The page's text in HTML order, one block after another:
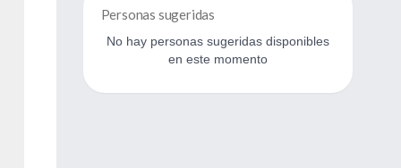
Personas sugeridas
No hay personas sugeridas disponibles
en este momento